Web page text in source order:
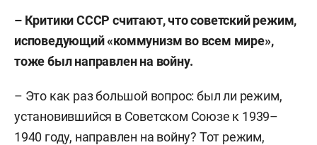
– Критики СССР считают, что советский режим,
исповедующий «коммунизм во всем мире»,
тоже был направлен на войну.
– Это как раз большой вопрос: был ли режим,
установившийся в Советском Союзе к 1939–
1940 году, направлен на войну? Тот режим,